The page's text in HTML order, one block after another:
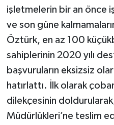
işletmelerin bir an önce
ve son güne
Öztürk, en az 100
sahiplerinin 2020 yılı
başvuruların eksizsiz
hatırlattı. İlk olarak
dilekçesinin
Müdürlükleri’ne teslim